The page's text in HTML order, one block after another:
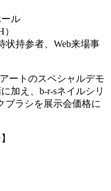
ル
状持参者、Web来場事
ートのスペシャルデモ
加え、b-r-sネイルシリ
ブラシを展示会価格に